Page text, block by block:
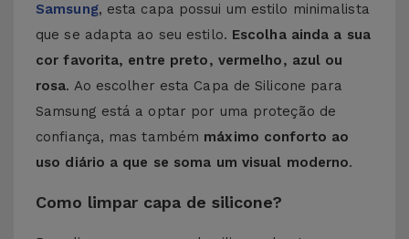
Samsung, esta capa possui um estilo minimalista
que se adapta ao seu estilo. Escolha ainda a sua
cor favorita, entre preto, vermelho, azul ou
rosa. Ao escolher esta Capa de Silicone para
Samsung está a optar por uma proteção de
confiança, mas também máximo conforto ao
uso diário a que se soma um visual moderno.
Como limpar capa de silicone?